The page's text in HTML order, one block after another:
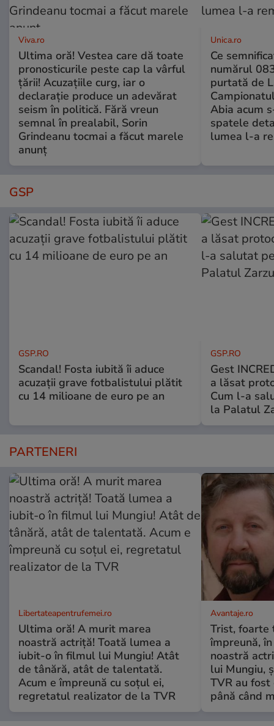
Viva.ro
Ultima oră! Vestea care dă toate
pronosticurile peste cap la vârful
țării! Acuzațiile curg, iar o
declarație produce un adevărat
seism în politică. Fără vreun
semnal în prealabil, Sorin
Grindeanu tocmai a făcut marele
anunț
Unica.ro
Ce
numărul
purtată de
Abia acum
spatele
lumea l-a
GSP
GSP.RO
Scandal! Fosta iubită îi aduce
acuzații grave fotbalistului plătit
cu 14 milioane de euro pe an
GSP.RO
Gest
a lăsat
Cum l-a
la Palatul
PARTENERI
Libertateapentrufemei.ro
Ultima oră! A murit marea
noastră actriță! Toată lumea a
iubit-o în filmul lui Mungiu! Atât
de tânără, atât de talentată.
Acum e împreună cu soțul ei,
regretatul realizator de la TVR
Avantaje.ro
Trist, foarte
împreună,
noastră
lui Mungiu,
TVR au
până când